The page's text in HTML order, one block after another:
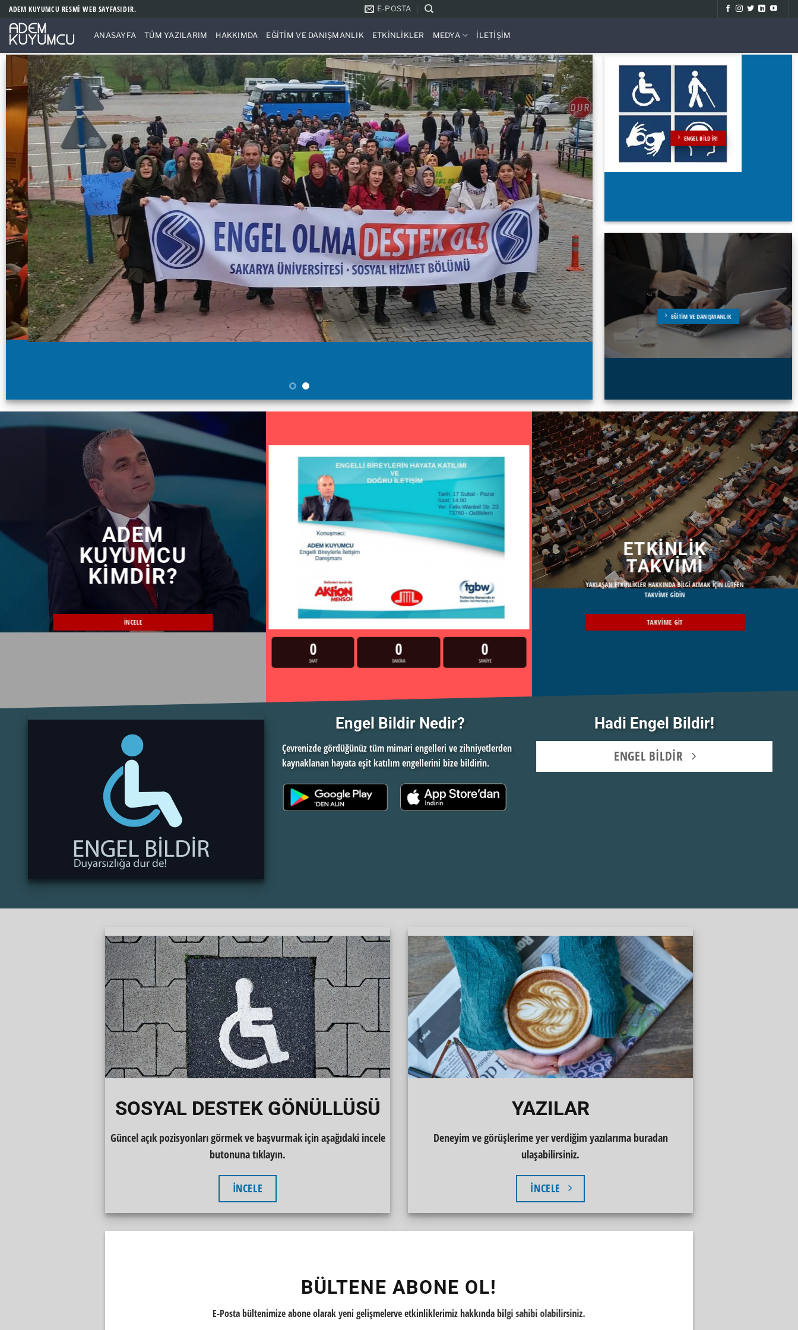
İçeriğe
atla
ADEM KUYUMCU RESMİ WEB SAYFASIDIR. E-POSTA
ANASAYFA TÜM YAZILARIM HAKKIMDA EĞITIM VE DANIŞMANLIK ETKINLIKLER MEDYA İLETIŞIM
ENGEL BILDIR!
EĞITIM VE DANIŞMANLIK
ADEM
KUYUMCU
KIMDIR?
INCELE
0
SAAT
0
DAKIKA
0
SANIYE
ETKİNLİK
TAKVIMI
YAKLAŞAN ETKİNLİKLER HAKKINDA BİLGİ ALMAK İÇİN LÜTFEN
TAKVİME GİDİN
TAKVIME GIT
Engel Bildir Nedir?
Çevrenizde gördüğünüz tüm mimari engelleri ve zihniyetlerden
kaynaklanan hayata eşit katılım engellerini bize bildirin.
Hadi Engel Bildir!
ENGEL BİLDİR
SOSYAL DESTEK GÖNÜLLÜSÜ
Güncel açık pozisyonları görmek ve başvurmak için aşağıdaki incele
butonuna tıklayın.
İNCELE
YAZILAR
Deneyim ve görüşlerime yer verdiğim yazılarıma buradan
ulaşabilirsiniz.
İNCELE
BÜLTENE ABONE OL!
E-Posta bültenimize abone olarak yeni gelişmelerve etkinliklerimiz hakkında bilgi sahibi olabilirsiniz.